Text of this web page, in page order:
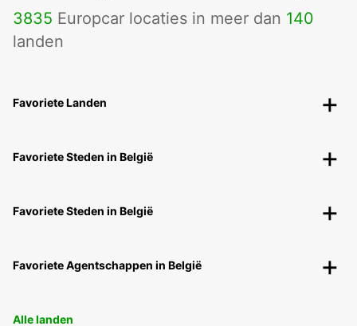
3835 Europcar locaties in meer dan 140
landen
Favoriete Landen
Favoriete Steden in België
Favoriete Steden in België
Favoriete Agentschappen in België
Alle landen